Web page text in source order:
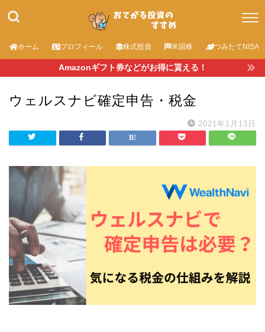
ホーム プロフィール 株式投資 米国株 つみたてNISA
Amazonギフト券などがお得に貰える！
ウェルスナビ確定申告・税金
2021年1月13日